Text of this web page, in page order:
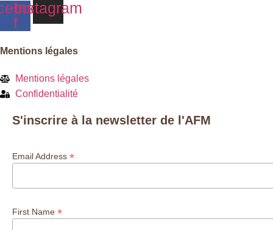
f
Instagram
Mentions légales
Mentions légales
Confidentialité
S'inscrire à la newsletter de l'AFM
Email Address *
First Name *